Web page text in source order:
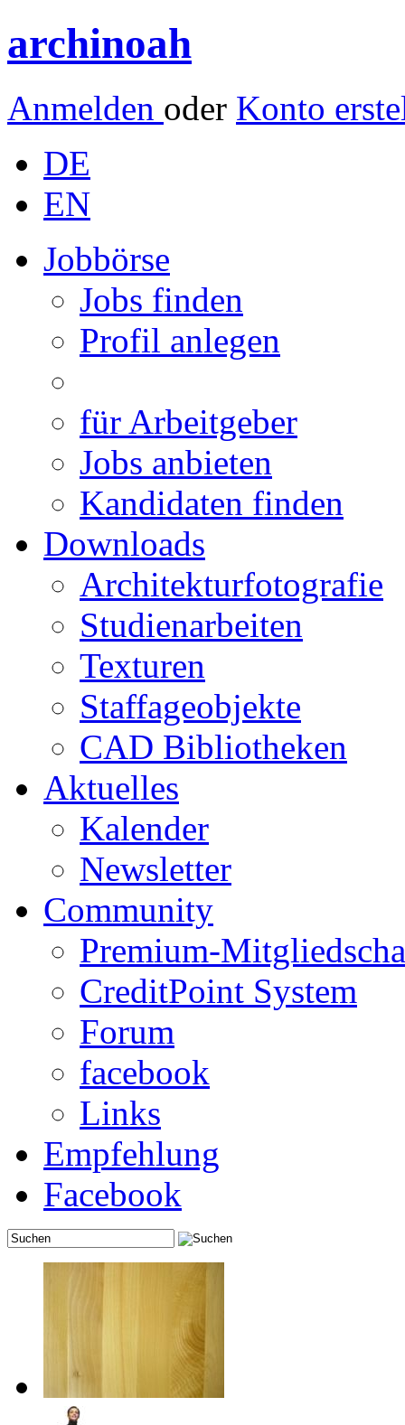
archinoah
Anmelden oder Konto
DE
EN
Jobbörse
Jobs finden
Profil anlegen
für Arbeitgeber
Jobs anbieten
Kandidaten finden
Downloads
Architekturfotografie
Studienarbeiten
Texturen
Staffageobjekte
CAD Bibliotheken
Aktuelles
Kalender
Newsletter
Community
Premium-
CreditPoint System
Forum
facebook
Links
Empfehlung
Facebook